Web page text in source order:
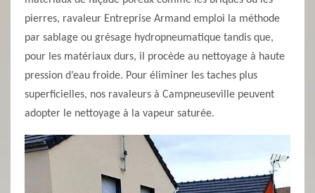
pierres, ravaleur Entreprise Armand emploi la méthode
par sablage ou grésage hydropneumatique tandis que,
pour les matériaux durs, il procède au nettoyage à haute
pression d’eau froide. Pour éliminer les taches plus
superficielles, nos ravaleurs à Campneuseville peuvent
adopter le nettoyage à la vapeur saturée.